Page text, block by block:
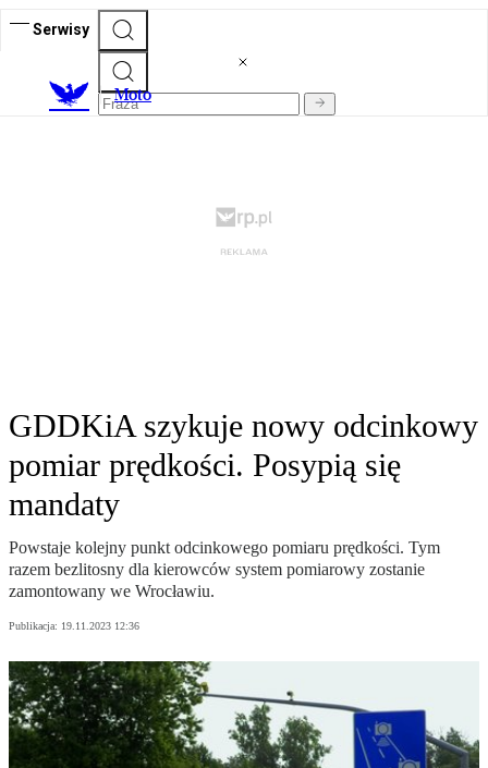
Serwisy
Moto
GDDKiA szykuje nowy odcinkowy
pomiar prędkości. Posypią się
mandaty
Powstaje kolejny punkt odcinkowego pomiaru prędkości. Tym
razem bezlitosny dla kierowców system pomiarowy zostanie
zamontowany we Wrocławiu.
Publikacja: 19.11.2023 12:36